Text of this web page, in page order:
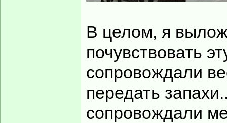
В целом, я
почувствовать
сопровождали
передать
сопровождали